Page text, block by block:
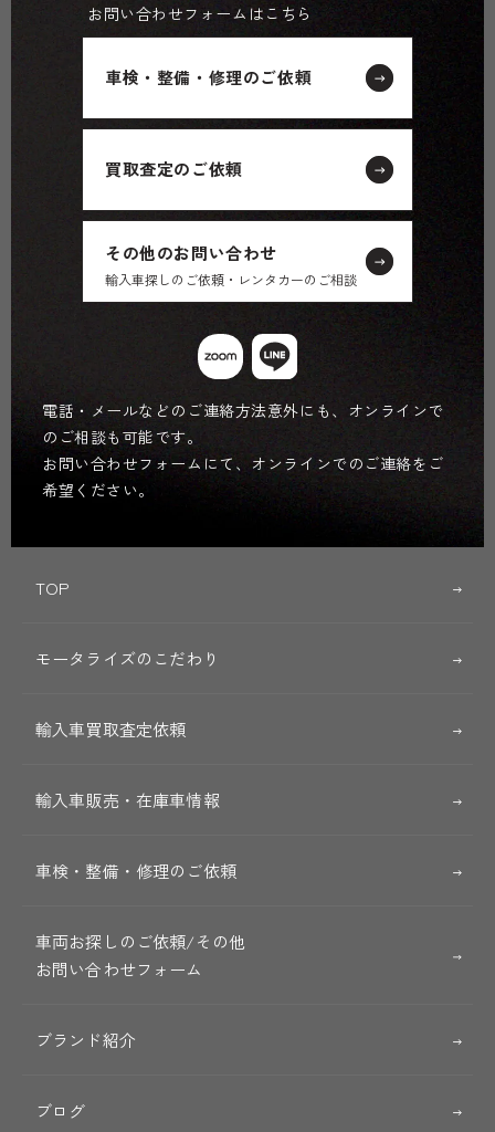
お問い合わせフォームはこちら
車検・整備・修理のご依頼
買取査定のご依頼
その他のお問い合わせ
輸入車探しのご依頼・レンタカーのご相談
電話・メールなどのご連絡方法意外にも、オンラインで
のご相談も可能です。
お問い合わせフォームにて、オンラインでのご連絡をご
希望ください。
TOP
モータライズのこだわり
輸入車買取査定依頼
輸入車販売・在庫車情報
車検・整備・修理のご依頼
車両お探しのご依頼/その他
お問い合わせフォーム
ブランド紹介
ブログ